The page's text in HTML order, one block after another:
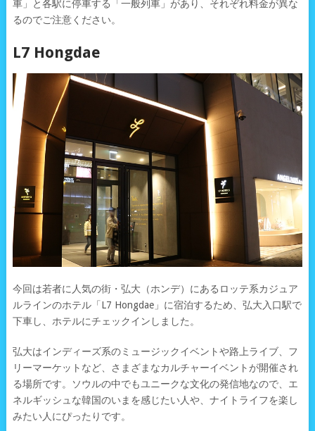
車」と各駅に停車する「一般列車」があり、それぞれ料金が異な
るのでご注意ください。
L7 Hongdae
今回は若者に人気の街・弘大（ホンデ）にあるロッテ系カジュア
ルラインのホテル「L7 Hongdae」に宿泊するため、弘大入口駅で
下車し、ホテルにチェックインしました。
弘大はインディーズ系のミュージックイベントや路上ライブ、フ
リーマーケットなど、さまざまなカルチャーイベントが開催され
る場所です。ソウルの中でもユニークな文化の発信地なので、エ
ネルギッシュな韓国のいまを感じたい人や、ナイトライフを楽し
みたい人にぴったりです。